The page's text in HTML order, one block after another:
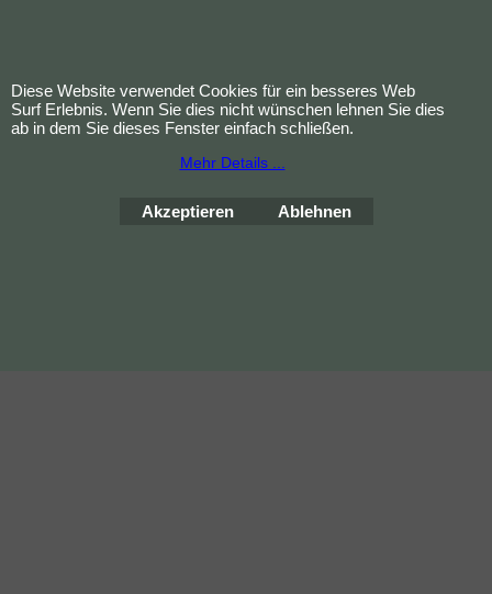
Bestellung widerrufen
Diese Website verwendet Cookies für ein besseres Web
Surf Erlebnis. Wenn Sie dies nicht wünschen lehnen Sie dies
ab in dem Sie dieses Fenster einfach schließen.
Mehr Details ...
Akzeptieren Ablehnen